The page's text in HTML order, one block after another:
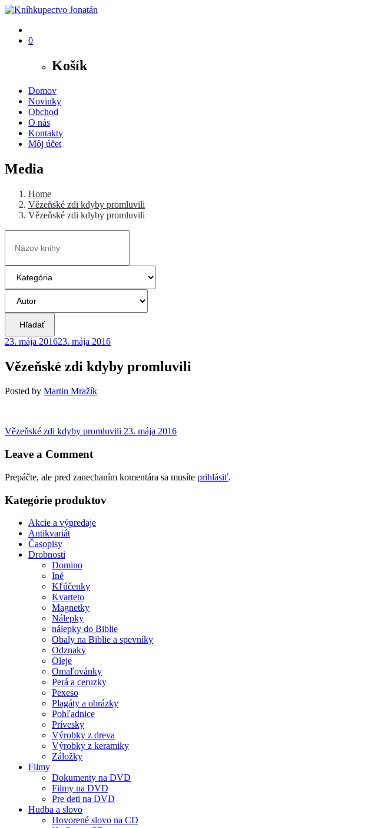
0
Košík
Domov
Novinky
Obchod
O nás
Kontakty
Môj účet
Media
Home
Vězeňské zdi kdyby promluvili
Vězeňské zdi kdyby promluvili
Hľadať
23. mája 201623. mája 2016
Vězeňské zdi kdyby promluvili
Posted by Martin Mražík
Navigácia
v
Vězeňské zdi kdyby promluvili Previous
23. mája 2016
Leave a Comment
Prepáčte, ale pred zanechaním komentára sa musíte prihlásiť.
Kategórie produktov
Akcie a výpredaje
Antikvariát
Časopisy
Drobnosti
Domino
Iné
Kľúčenky
Kvarteto
Magnetky
Nálepky
nálepky do Biblie
Obaly na Biblie a spevníky
Odznaky
Oleje
Omaľovánky
Perá a ceruzky
Pexeso
Plagáty a obrázky
Pohľadnice
Prívesky
Výrobky z dreva
Výrobky z keramiky
Záložky
Filmy
Dokumenty na DVD
Filmy na DVD
Pre deti na DVD
Hudba a slovo
Hovorené slovo na CD